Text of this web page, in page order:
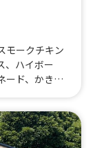
モークチキン
、ハイボー
ード、かき
RICE